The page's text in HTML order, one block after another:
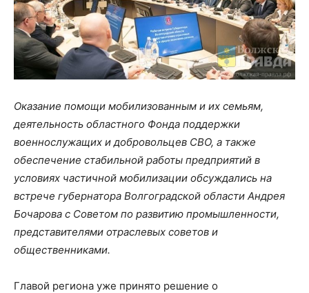
Оказание помощи мобилизованным и их семьям,
деятельность областного Фонда поддержки
военнослужащих и добровольцев СВО, а также
обеспечение стабильной работы предприятий в
условиях частичной мобилизации обсуждались на
встрече губернатора Волгоградской области Андрея
Бочарова с Советом по развитию промышленности,
представителями отраслевых советов и
общественниками.
Главой региона уже принято решение о